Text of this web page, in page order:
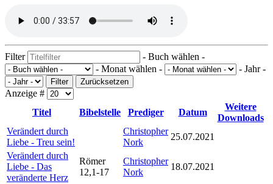
Filter
- Buch wählen -
- Monat wählen -
- Jahr -
Filter Zurücksetzen
Anzeige #
Titel
Bibelstelle Prediger Datum
Weitere
Downloads
Verändert durch
Liebe - Treu sein!
Christopher
Nork
25.07.2021
Verändert durch
Liebe - Das
veränderte Herz
Römer
12,1-17
Christopher
Nork
18.07.2021